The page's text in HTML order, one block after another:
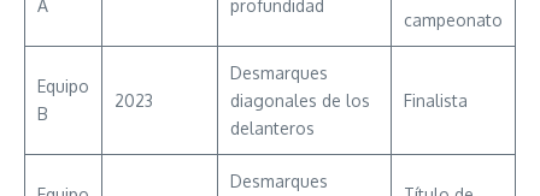
A
profundidad
campeonato
Equipo
B
2023
Desmarques
diagonales de los
delanteros
Finalista
Desmarques